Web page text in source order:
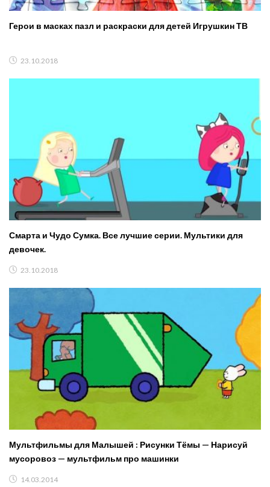
Герои в масках пазл и раскраски для детей Игрушкин ТВ
23.10.2018
Смарта и Чудо Сумка. Все лучшие серии. Мультики для
девочек.
23.10.2018
Мультфильмы для Малышей : Рисунки Тёмы — Нарисуй
мусоровоз — мультфильм про машинки
14.03.2014